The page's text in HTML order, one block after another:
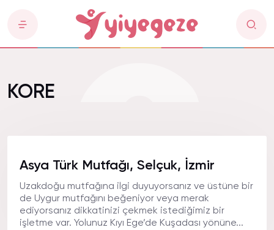
KORE
Asya Türk Mutfağı, Selçuk, İzmir
Uzakdoğu mutfağına ilgi duyuyorsanız ve üstüne bir
de Uygur mutfağını beğeniyor veya merak
ediyorsanız dikkatinizi çekmek istediğimiz bir
işletme var. Yolunuz Kıyı Ege’de Kuşadası yönüne...